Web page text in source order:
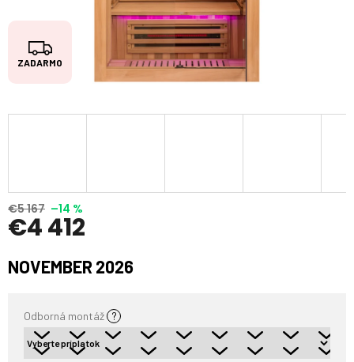
Z
A
A
O
ZADARMO
€5 167 –14 %
€4 412
cena:
NOVEMBER 2026
Odborná montáž ?